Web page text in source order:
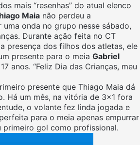
mais “resenhas” do atual elenco
Maia não perdeu a
onda no grupo nesse sábado,
Durante ação feita no CT
presença dos filhos dos atletas, ele
presente para o meia Gabriel
anos. “Feliz Dia das Crianças, meu
presente que Thiago Maia dá
Há um mês, na vitória de 3×1 fora
o volante fez linda jogada e
para o meia apenas empurrar
primeiro gol como profissional.